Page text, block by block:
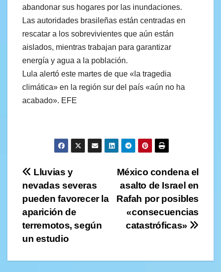
abandonar sus hogares por las inundaciones.
Las autoridades brasileñas están centradas en
rescatar a los sobrevivientes que aún están
aislados, mientras trabajan para garantizar
energía y agua a la población.
Lula alertó este martes de que «la tragedia
climática» en la región sur del país «aún no ha
acabado». EFE
Navegación
de
entradas
México condena el
asalto de Israel en
Rafah por posibles
«consecuencias
catastróficas»
Lluvias y
nevadas severas
pueden favorecer la
aparición de
terremotos, según
un estudio